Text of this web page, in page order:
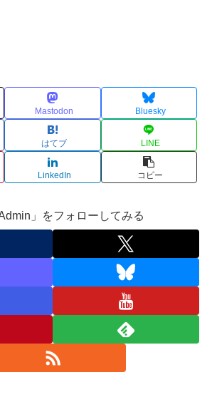
Mastodon Bluesky
はてブ LINE
LinkedIn コピー
Admin」をフォローしてみる